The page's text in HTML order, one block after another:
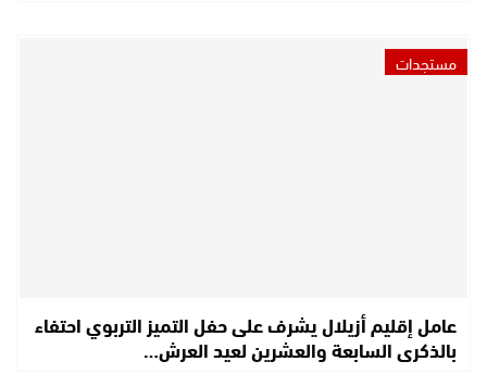
مستجدات
عامل إقليم أزيلال يشرف على حفل التميز التربوي احتفاء
بالذكرى السابعة والعشرين لعيد العرش…